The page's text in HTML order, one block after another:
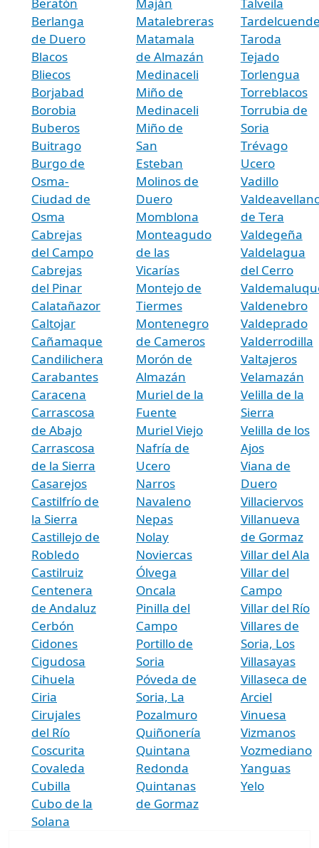
Berlanga
de Duero
Blacos
Bliecos
Borjabad
Borobia
Buberos
Buitrago
Burgo de
Osma-
Ciudad de
Osma
Cabrejas
del Campo
Cabrejas
del Pinar
Calatañazor
Caltojar
Cañamaque
Candilichera
Carabantes
Caracena
Carrascosa
de Abajo
Carrascosa
de la Sierra
Casarejos
Castilfrío de
la Sierra
Castillejo de
Robledo
Castilruiz
Centenera
de Andaluz
Cerbón
Cidones
Cigudosa
Cihuela
Ciria
Cirujales
del Río
Coscurita
Covaleda
Cubilla
Cubo de la
Solana
Matalebreras
Matamala
de Almazán
Medinaceli
Miño de
Medinaceli
Miño de
San
Esteban
Molinos de
Duero
Momblona
Monteagudo
de las
Vicarías
Montejo de
Tiermes
Montenegro
de Cameros
Morón de
Almazán
Muriel de la
Fuente
Muriel Viejo
Nafría de
Ucero
Narros
Navaleno
Nepas
Nolay
Noviercas
Ólvega
Oncala
Pinilla del
Campo
Portillo de
Soria
Póveda de
Soria, La
Pozalmuro
Quiñonería
Quintana
Redonda
Quintanas
de Gormaz
Taroda
Tejado
Torlengua
Torreblacos
Torrubia de
Soria
Trévago
Ucero
Vadillo
de Tera
Valdegeña
Valdelagua
del Cerro
Valdenebro
Valdeprado
Valderrodilla
Valtajeros
Velamazán
Velilla de la
Sierra
Velilla de los
Ajos
Viana de
Duero
Villaciervos
Villanueva
de Gormaz
Villar del Ala
Villar del
Campo
Villar del Río
Villares de
Soria, Los
Villasayas
Villaseca de
Arciel
Vinuesa
Vizmanos
Vozmediano
Yanguas
Yelo